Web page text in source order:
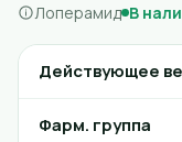
Лоперамид В
Действующее
Фарм. группа